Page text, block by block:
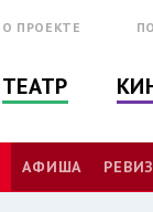
О ПРОЕКТЕ
ТЕАТР
АФИША